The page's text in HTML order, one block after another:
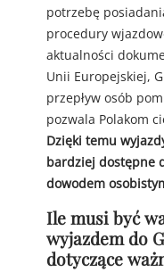
potrzebę
procedury
aktualności
Unii Europejskiej,
przepływ osób
pozwala Polakom
Dzięki temu
bardziej dostępne
dowodem
Ile musi być
wyjazdem do
dotyczące